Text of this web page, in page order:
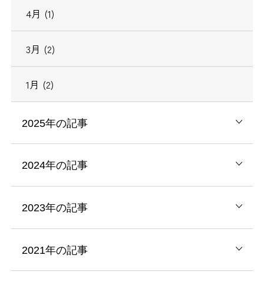
4月 (1)
3月 (2)
1月 (2)
2025年の記事
2024年の記事
2023年の記事
2021年の記事